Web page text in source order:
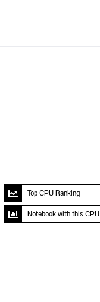
Top CPU Ranking
Notebook with this CPU